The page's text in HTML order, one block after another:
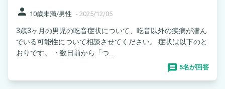
person 10歳未満/男性 - 2025/12/05
3歳3ヶ月の男児の吃音症状について、吃音以外の疾病が潜ん
でいる可能性について相談させてください。 症状は以下のと
おりです。 ・数日前から「つ...
5名が回答